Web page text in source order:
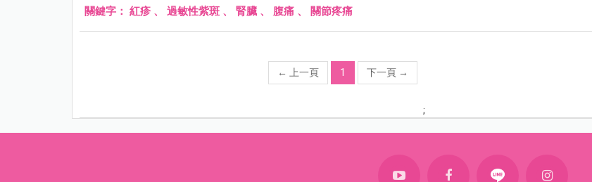
關鍵字： 紅疹 、 過敏性紫斑 、 腎臟 、 腹痛 、 關節疼痛
← 上一頁 1 下一頁 →
;